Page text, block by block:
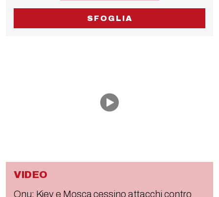
SFOGLIA
VIDEO
Onu: Kiev e Mosca cessino attacchi contro